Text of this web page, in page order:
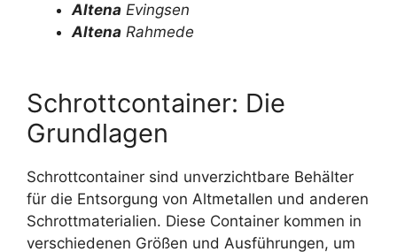
Altena Evingsen
Altena Rahmede
Schrottcontainer: Die
Grundlagen
Schrottcontainer sind unverzichtbare Behälter
für die Entsorgung von Altmetallen und anderen
Schrottmaterialien. Diese Container kommen in
verschiedenen Größen und Ausführungen, um